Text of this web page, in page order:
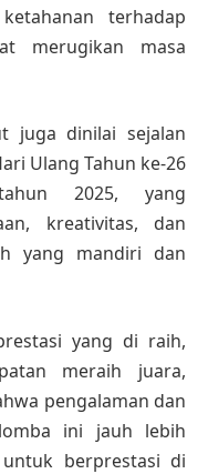
terhadap
merugikan masa
juga dinilai sejalan
Ulang Tahun ke-26
2025, yang
kreativitas, dan
yang mandiri dan
yang di raih,
meraih juara,
pengalaman dan
ini jauh lebih
berprestasi di